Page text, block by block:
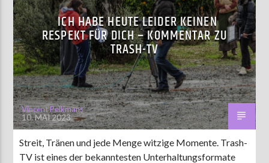
ICH HABE HEUTE LEIDER KEINEN
RESPEKT FÜR DICH – KOMMENTAR ZU
TRASH-TV
Vincent Pelkmans
10. MAI 2023
Streit, Tränen und jede Menge witzige Momente. Trash-
TV ist eines der bekanntesten Unterhaltungsformate